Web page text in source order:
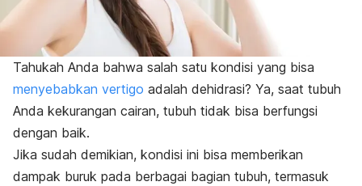
Tahukah Anda bahwa salah satu kondisi yang bisa
menyebabkan vertigo adalah dehidrasi? Ya, saat tubuh
Anda kekurangan cairan, tubuh tidak bisa berfungsi
dengan baik.
Jika sudah demikian, kondisi ini bisa memberikan
dampak buruk pada berbagai bagian tubuh, termasuk